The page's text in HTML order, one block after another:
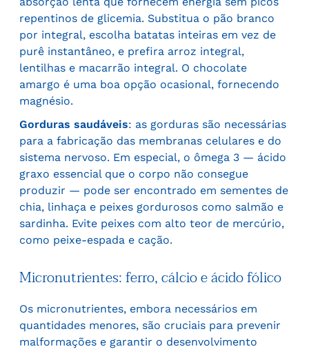
repentinos de glicemia. Substitua o pão branco
por integral, escolha batatas inteiras em vez de
purê instantâneo, e prefira arroz integral,
lentilhas e macarrão integral. O chocolate
amargo é uma boa opção ocasional, fornecendo
magnésio.
Gorduras saudáveis: as gorduras são necessárias
para a fabricação das membranas celulares e do
sistema nervoso. Em especial, o ômega 3 — ácido
graxo essencial que o corpo não consegue
produzir — pode ser encontrado em sementes de
chia, linhaça e peixes gordurosos como salmão e
sardinha. Evite peixes com alto teor de mercúrio,
como peixe-espada e cação.
Micronutrientes: ferro, cálcio e ácido fólico
Os micronutrientes, embora necessários em
quantidades menores, são cruciais para prevenir
malformações e garantir o desenvolvimento